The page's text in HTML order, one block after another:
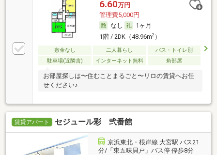
6.60万円
管理費5,000円
なし
1ヶ月
1階 / 2DK（48.96m2）
敷金なし 二人暮らし
バス・トイレ別
駐車場(近隣含)
インターネット無料 角部屋
お部屋探しは〜住むことまるごと〜リロの賃貸へお任
せください♪
賃貸アパート セジュール彩 弐番館
京浜東北・根岸線 大宮駅 バス21
分/「東五味貝戸」バス停 停歩8分